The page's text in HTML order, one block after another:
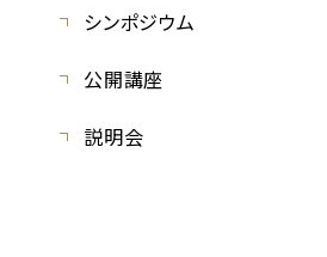
シンポジウム
公開講座
説明会